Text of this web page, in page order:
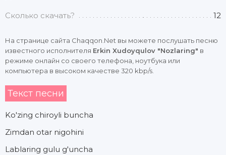
Сколько скачать? 12
На странице сайта Chaqqon.Net вы можете послушать песню
известного исполнителя Erkin Xudoyqulov "Nozlaring" в
режиме онлайн со своего телефона, ноутбука или
компьютера в высоком качестве 320 kbp/s.
Текст песни
Ko'zing chiroyli buncha
Zimdan otar nigohini
Lablaring gulu g'uncha